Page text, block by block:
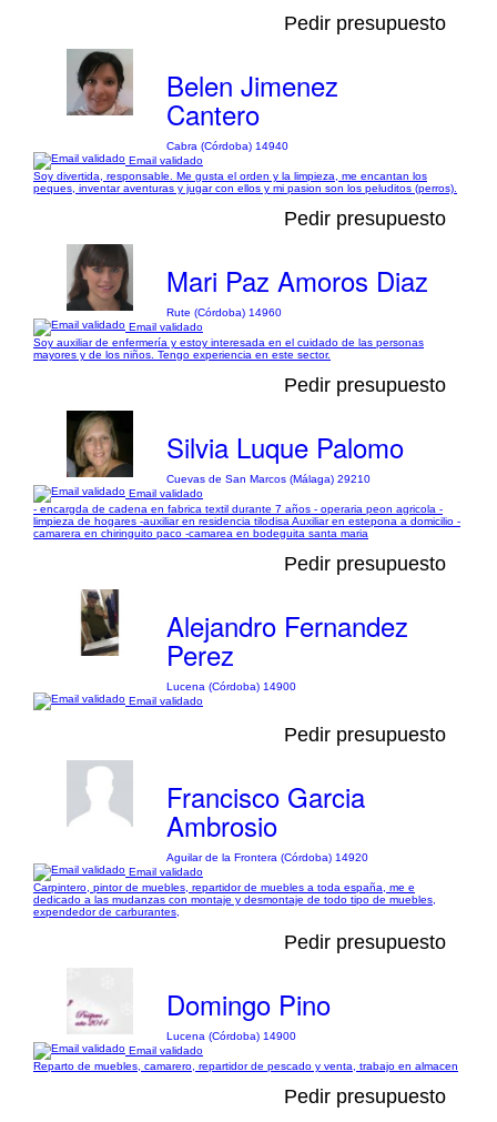
Pedir presupuesto
Belen Jimenez
Cantero
Cabra (Córdoba) 14940
Email validado
Soy divertida, responsable. Me gusta el orden y la limpieza, me encantan los
peques, inventar aventuras y jugar con ellos y mi pasion son los peluditos (perros).
Pedir presupuesto
Mari Paz Amoros Diaz
Rute (Córdoba) 14960
Email validado
Soy auxiliar de enfermería y estoy interesada en el cuidado de las personas
mayores y de los niños. Tengo experiencia en este sector.
Pedir presupuesto
Silvia Luque Palomo
Cuevas de San Marcos (Málaga) 29210
Email validado
- encargda de cadena en fabrica textil durante 7 años - operaria peon agricola -
limpieza de hogares -auxiliar en residencia tilodisa Auxiliar en estepona a domicilio -
camarera en chiringuito paco -camarea en bodeguita santa maria
Pedir presupuesto
Alejandro Fernandez
Perez
Lucena (Córdoba) 14900
Email validado
Pedir presupuesto
Francisco Garcia
Ambrosio
Aguilar de la Frontera (Córdoba) 14920
Email validado
Carpintero, pintor de muebles, repartidor de muebles a toda españa, me e
dedicado a las mudanzas con montaje y desmontaje de todo tipo de muebles,
expendedor de carburantes,
Pedir presupuesto
Domingo Pino
Lucena (Córdoba) 14900
Email validado
Reparto de muebles, camarero, repartidor de pescado y venta, trabajo en almacen
Pedir presupuesto